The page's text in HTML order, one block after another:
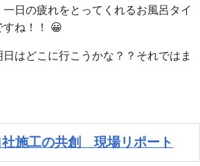
日の疲れをとってくれるお風呂タイ
すね！！ 😀
はどこに行こうかな？？それではま
社施工の共創 現場リポート